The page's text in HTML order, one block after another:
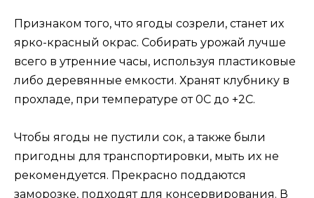
Признаком того, что ягоды созрели, станет их
ярко-красный окрас. Собирать урожай лучше
всего в утренние часы, используя пластиковые
либо деревянные емкости. Хранят клубнику в
прохладе, при температуре от 0С до +2С.
Чтобы ягоды не пустили сок, а также были
пригодны для транспортировки, мыть их не
рекомендуется. Прекрасно поддаются
заморозке, подходят для консервирования. В